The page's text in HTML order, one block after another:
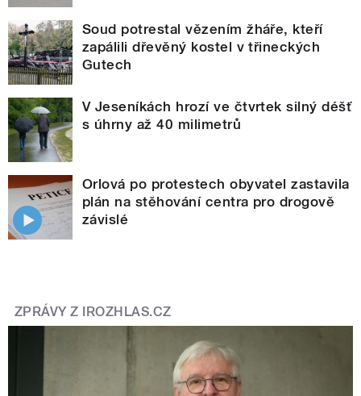
Soud potrestal vězením žháře, kteří
zapálili dřevěný kostel v třineckých
Gutech
V Jeseníkách hrozí ve čtvrtek silný déšť
s úhrny až 40 milimetrů
Orlová po protestech obyvatel zastavila
plán na stěhování centra pro drogově
závislé
ZPRÁVY Z IROZHLAS.CZ